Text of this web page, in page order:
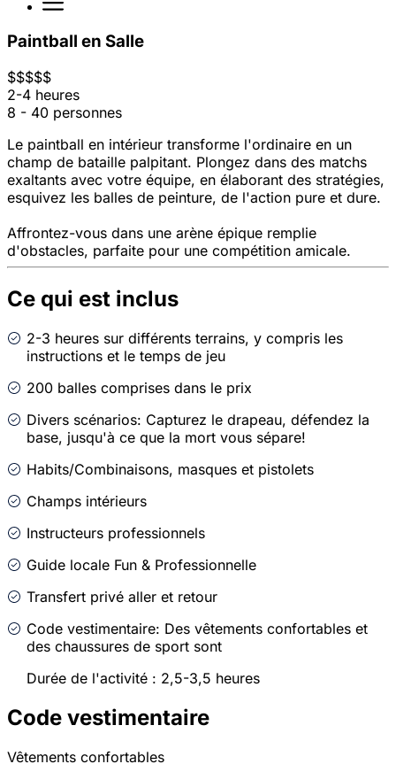
Paintball en Salle
$$$$$
2-4 heures
8 - 40 personnes
Le paintball en intérieur transforme l'ordinaire en un
champ de bataille palpitant. Plongez dans des matchs
exaltants avec votre équipe, en élaborant des stratégies,
esquivez les balles de peinture, de l'action pure et dure.
Affrontez-vous dans une arène épique remplie
d'obstacles, parfaite pour une compétition amicale.
Ce qui est inclus
2-3 heures sur différents terrains, y compris les
instructions et le temps de jeu
200 balles comprises dans le prix
Divers scénarios: Capturez le drapeau, défendez la
base, jusqu'à ce que la mort vous sépare!
Habits/Combinaisons, masques et pistolets
Champs intérieurs
Instructeurs professionnels
Guide locale Fun & Professionnelle
Transfert privé aller et retour
Code vestimentaire: Des vêtements confortables et
des chaussures de sport sont
Durée de l'activité : 2,5-3,5 heures
Code vestimentaire
Vêtements confortables